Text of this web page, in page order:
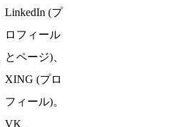
LinkedIn (プ
ロフィール
とページ)、
XING (プロ
フィール)。
VK、